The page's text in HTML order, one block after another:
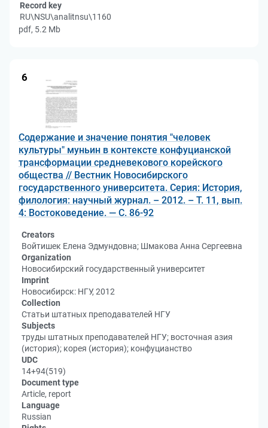
Record key
RU\NSU\analitnsu\1160
pdf, 5.2 Mb
6
Содержание и значение понятия "человек
культуры" муньин в контексте конфуцианской
трансформации средневекового корейского
общества // Вестник Новосибирского
государственного университета. Серия: История,
филология: научный журнал. – 2012. – Т. 11, вып.
4: Востоковедение. — С. 86-92
Creators
Войтишек Елена Эдмундовна; Шмакова Анна Сергеевна
Organization
Новосибирский государственный университет
Imprint
Новосибирск: НГУ, 2012
Collection
Статьи штатных преподавателей НГУ
Subjects
труды штатных преподавателей НГУ; восточная азия
(история); корея (история); конфуцианство
UDC
14+94(519)
Document type
Article, report
Language
Russian